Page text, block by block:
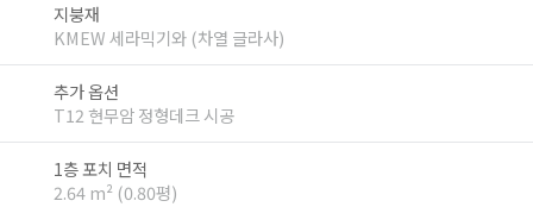
지붕재
KMEW 세라믹기와 (차열 글라사)
추가 옵션
T12 현무암 정형데크 시공
1층 포치 면적
2.64 m² (0.80평)